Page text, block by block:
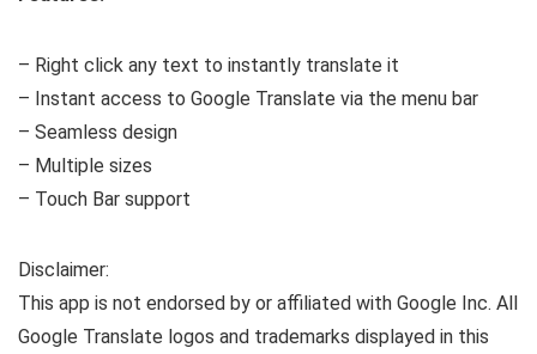
– Right click any text to instantly translate it
– Instant access to Google Translate via the menu bar
– Seamless design
– Multiple sizes
– Touch Bar support
Disclaimer:
This app is not endorsed by or affiliated with Google Inc. All
Google Translate logos and trademarks displayed in this